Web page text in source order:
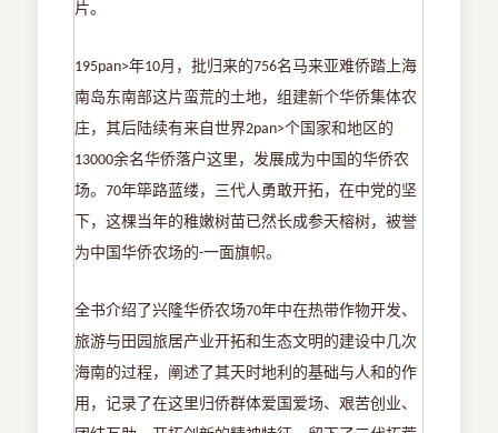
片。
195pan>年10月，批归来的756名马来亚难侨踏上海
南岛东南部这片蛮荒的土地，组建新个华侨集体农
庄，其后陆续有来自世界2pan>个国家和地区的
13000余名华侨落户这里，发展成为中国的华侨农
场。70年筚路蓝缕，三代人勇敢开拓，在中党的坚
下，这棵当年的稚嫩树苗已然长成参天榕树，被誉
为中国华侨农场的-一面旗帜。
全书介绍了兴隆华侨农场70年中在热带作物开发、
旅游与田园旅居产业开拓和生态文明的建设中几次
海南的过程，阐述了其天时地利的基础与人和的作
用，记录了在这里归侨群体爱国爱场、艰苦创业、